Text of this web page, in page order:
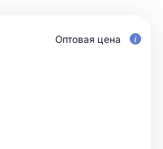
Оптовая цена